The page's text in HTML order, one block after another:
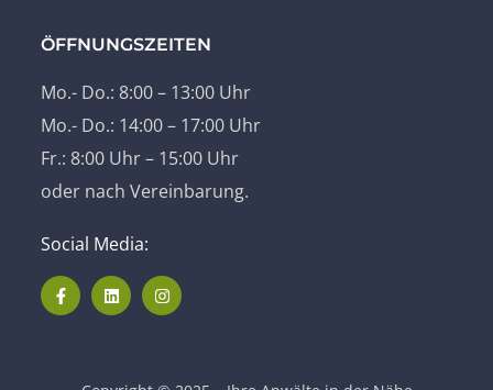
ÖFFNUNGSZEITEN
Mo.- Do.: 8:00 – 13:00 Uhr
Mo.- Do.: 14:00 – 17:00 Uhr
Fr.: 8:00 Uhr – 15:00 Uhr
oder nach Vereinbarung.
Social Media: